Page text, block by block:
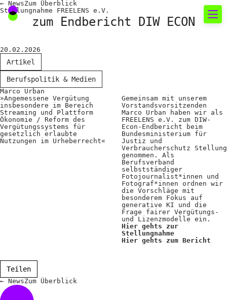
Neues rund um die
Fotografie
Das aktuelle Foto
News
Termine
FREELENS Galerie
Fakten für Politik und
Fotograf*innen
Regionalgruppen
← NewsZum Überblick
Stellungnahme FREELENS e.V.
zum Endbericht DIW ECON
20.02.2026
Artikel
Berufspolitik & Medien
Marco Urban
»Angemessene Vergütung
insbesondere im Bereich
Streaming und Plattform
Ökonomie / Reform des
Vergütungssystems für
gesetzlich erlaubte
Nutzungen im Urheberrecht«
Gemeinsam mit unserem
Vorstandsvorsitzenden
Marco Urban haben wir als
FREELENS e.V. zum DIW-
Econ-Endbericht beim
Bundesministerium für
Justiz und
Verbraucherschutz Stellung
genommen. Als
Berufsverband
selbstständiger
Fotojournalist*innen und
Fotograf*innen ordnen wir
die Vorschläge mit
besonderem Fokus auf
generative KI und die
Frage fairer Vergütungs-
und Lizenzmodelle ein.
Hier gehts zur
Stellungnahme
Hier gehts zum Bericht
Teilen
← NewsZum Überblick